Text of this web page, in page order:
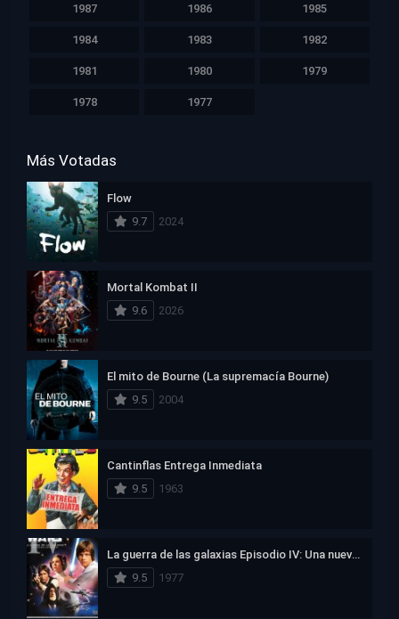
1987 1986 1985
1984 1983 1982
1981 1980 1979
1978 1977
Más Votadas
Flow
9.7
2024
Mortal Kombat II
9.6
2026
El mito de Bourne (La supremacía Bourne)
9.5
2004
Cantinflas Entrega Inmediata
9.5
1963
La guerra de las galaxias Episodio IV: Una nueva esperanza
9.5
1977